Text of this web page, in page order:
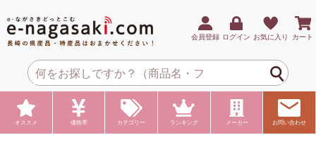
会員登録 ログイン お気に入り カート
オススメ 価格帯 カテゴリー ランキング メーカー お問い合わせ